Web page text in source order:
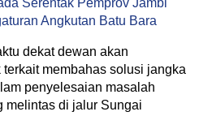
Serentak Pemprov Jambi
Angkutan Batu Bara
dekat dewan akan
membahas solusi jangka
penyelesaian masalah
melintas di jalur Sungai